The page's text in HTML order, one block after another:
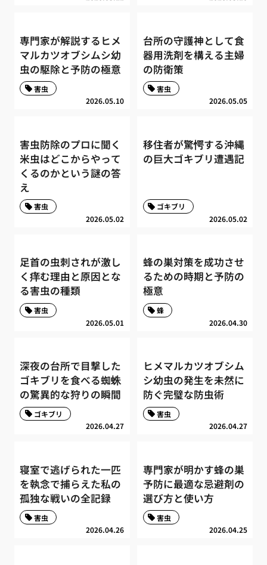
専門家が解説するヒメ
マルカツオブシムシ幼
虫の駆除と予防の極意
2026.05.10
害虫
台所の守護神として食
器用洗剤を構える主婦
の防衛策
2026.05.05
害虫
害虫防除のプロに聞く
米虫はどこからやって
くるのかという謎の答
え
2026.05.02
害虫
移住者が驚愕する沖縄
の巨大ゴキブリ遭遇記
2026.05.02
ゴキブリ
足首の虫刺されが激し
く痒む理由と原因とな
る害虫の種類
2026.05.01
害虫
蜂の巣対策を成功させ
るための時期と予防の
極意
2026.04.30
蜂
深夜の台所で目撃した
ゴキブリを食べる蜘蛛
の驚異的な狩りの瞬間
2026.04.27
ゴキブリ
ヒメマルカツオブシム
シ幼虫の発生を未然に
防ぐ完璧な防虫術
2026.04.27
害虫
寝室で逃げられた一匹
を執念で捕らえた私の
孤独な戦いの全記録
2026.04.26
害虫
専門家が明かす蜂の巣
予防に最適な忌避剤の
選び方と使い方
2026.04.25
害虫